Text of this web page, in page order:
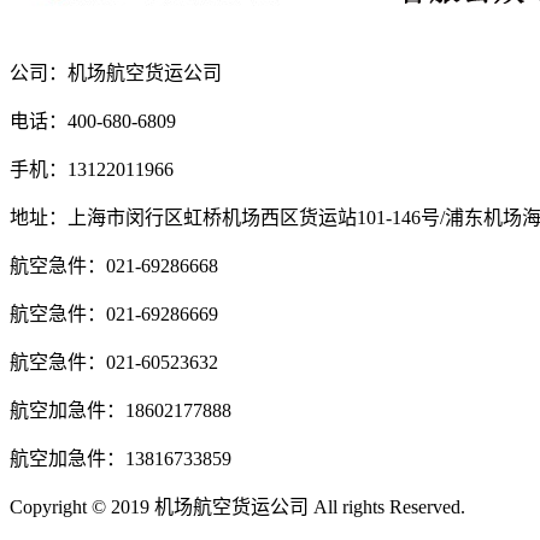
公司：机场航空货运公司
电话：400-680-6809
手机：13122011966
地址：上海市闵行区虹桥机场西区货运站101-146号/浦东机场
航空急件：021-69286668
航空急件：021-69286669
航空急件：021-60523632
航空加急件：18602177888
航空加急件：13816733859
Copyright © 2019 机场航空货运公司 All rights Reserved.